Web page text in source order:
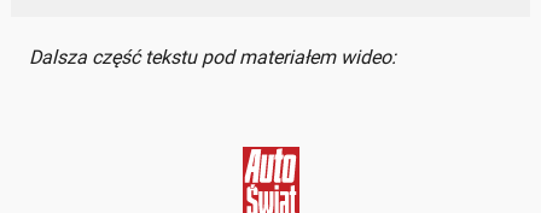
Dalsza część tekstu pod materiałem wideo: